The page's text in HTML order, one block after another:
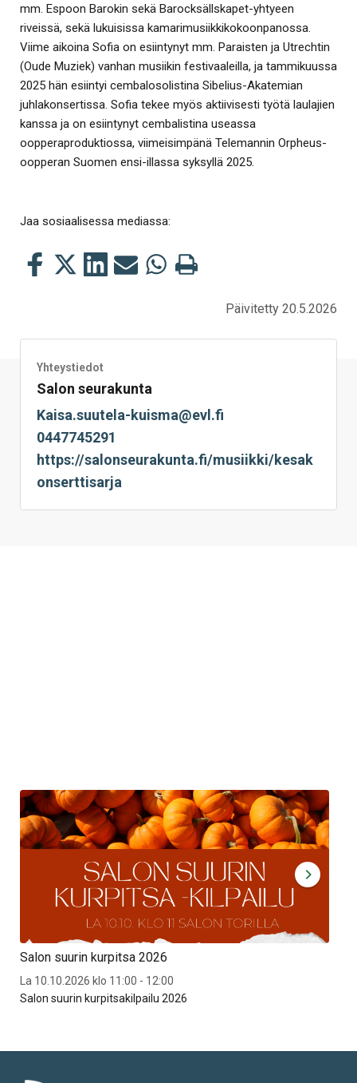
mm. Espoon Barokin sekä Barocksällskapet-yhtyeen
riveissä, sekä lukuisissa kamarimusiikkikokoonpanossa.
Viime aikoina Sofia on esiintynyt mm. Paraisten ja Utrechtin
(Oude Muziek) vanhan musiikin festivaaleilla, ja tammikuussa
2025 hän esiintyi cembalosolistina Sibelius-Akatemian
juhlakonsertissa. Sofia tekee myös aktiivisesti työtä laulajien
kanssa ja on esiintynyt cembalistina useassa
oopperaproduktiossa, viimeisimpänä Telemannin Orpheus-
oopperan Suomen ensi-illassa syksyllä 2025.
Jaa sosiaalisessa mediassa:
Jaa
Jaa
Jaa Jaa Jaa
WhatsApp:ssa
Tulosta
Päivitetty 20.5.2026
Yhteystiedot
Salon seurakunta
Kaisa.suutela-kuisma@evl.fi
0447745291
https://salonseurakunta.fi/musiikki/kesak
onserttisarja
Salon suurin kurpitsa 2026
La 10.10.2026 klo 11:00 - 12:00
Salon suurin kurpitsakilpailu 2026